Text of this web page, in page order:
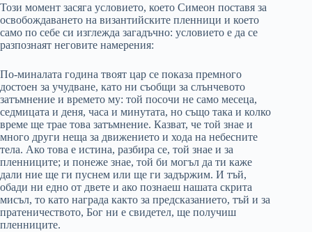
Този момент засяга условието, което Симеон поставя за
освобождаването на византийските пленници и което
само по себе си изглежда загадъчно: условието е да се
разпознаят неговите намерения:
По-миналата година твоят цар се показа премного
достоен за учудване, като ни съобщи за слънчевото
затъмнение и времето му: той посочи не само месеца,
седмицата и деня, часа и минутата, но също така и колко
време ще трае това затъмнение. Казват, че той знае и
много други неща за движението и хода на небесните
тела. Ако това е истина, разбира се, той знае и за
пленниците; и понеже знае, той би могъл да ти каже
дали ние ще ги пуснем или ще ги задържим. И тъй,
обади ни едно от двете и ако познаеш нашата скрита
мисъл, то като награда както за предсказанието, тъй и за
пратеничеството, Бог ни е свидетел, ще получиш
пленниците.